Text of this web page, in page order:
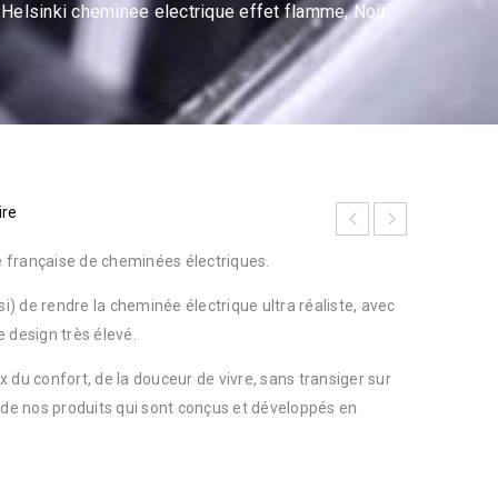
Helsinki cheminee electrique effet flamme, Noir
française de cheminées électriques.
de rendre la cheminée électrique ultra réaliste, avec
design très élevé.
du confort, de la douceur de vivre, sans transiger sur
nos produits qui sont conçus et développés en